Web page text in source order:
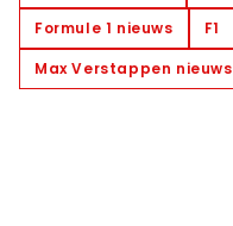
Formule 1 nieuws
F1
Max Verstappen nieuws